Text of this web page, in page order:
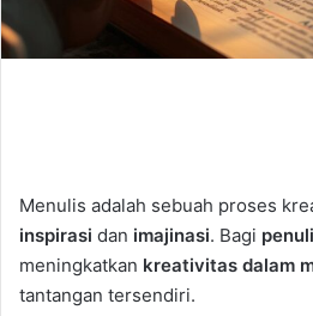
Menulis adalah sebuah proses
inspirasi dan imajinasi. Bagi
meningkatkan kreativitas dalam
tantangan tersendiri.